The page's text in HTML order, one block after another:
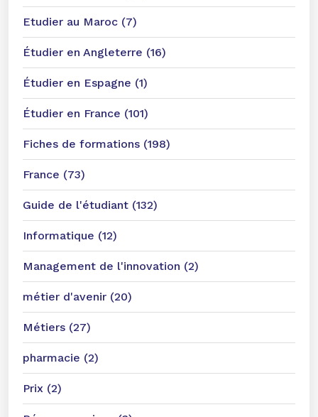
Etudier au Maroc (7)
Étudier en Angleterre (16)
Étudier en Espagne (1)
Étudier en France (101)
Fiches de formations (198)
France (73)
Guide de l'étudiant (132)
Informatique (12)
Management de l'innovation (2)
métier d'avenir (20)
Métiers (27)
pharmacie (2)
Prix (2)